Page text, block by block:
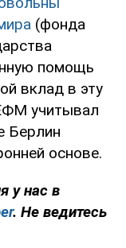
(фонда
помощь
вклад в эту
учитывал
Берлин
основе.
у нас в
. Не ведитесь